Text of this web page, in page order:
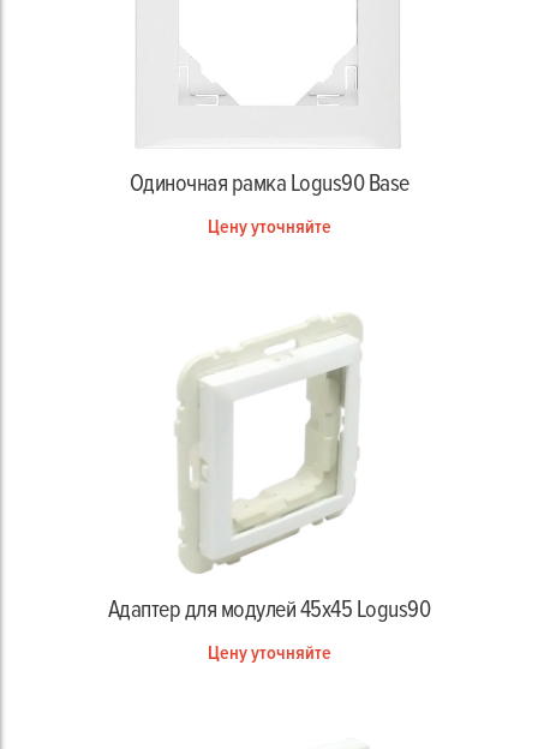
Одиночная рамка Logus90 Base
Цену уточняйте
Адаптер для модулей 45х45 Logus90
Цену уточняйте